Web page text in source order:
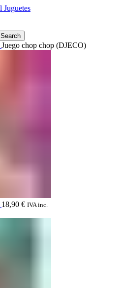
Search
Juego chop chop (DJECO)
18,90 € IVA inc.